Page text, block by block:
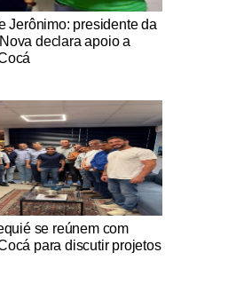
Jerônimo: presidente da
declara apoio a
se reúnem com
para discutir projetos